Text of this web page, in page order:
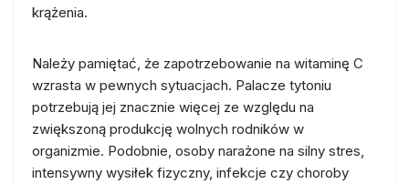
krążenia.
Należy pamiętać, że zapotrzebowanie na witaminę C
wzrasta w pewnych sytuacjach. Palacze tytoniu
potrzebują jej znacznie więcej ze względu na
zwiększoną produkcję wolnych rodników w
organizmie. Podobnie, osoby narażone na silny stres,
intensywny wysiłek fizyczny, infekcje czy choroby